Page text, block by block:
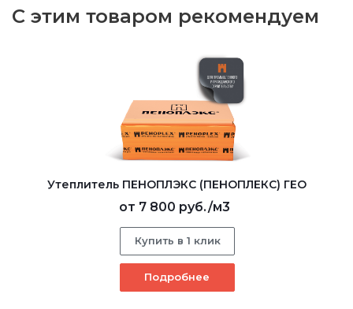
С этим товаром рекомендуем
Утеплитель ПЕНОПЛЭКС (ПЕНОПЛЕКС) ГЕО
от 7 800 руб./м3
Купить в 1 клик
Подробнее